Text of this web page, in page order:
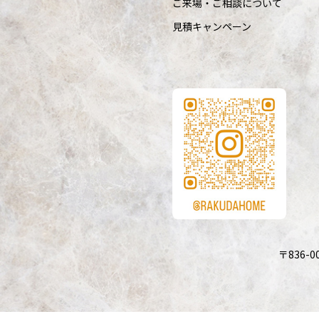
ご来場・ご相談について
見積キャンペーン
〒836-